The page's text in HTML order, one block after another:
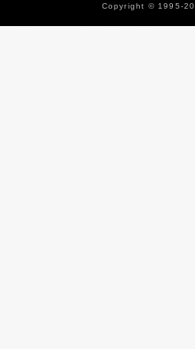
Copyright © 1995-